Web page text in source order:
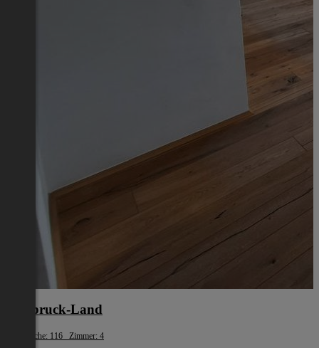
Innsbruck-Land
Wohnfläche: 116 Zimmer: 4